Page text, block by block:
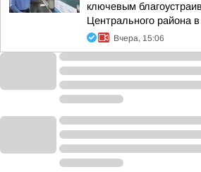
ключевым
Центрального района
Вчера, 15:06